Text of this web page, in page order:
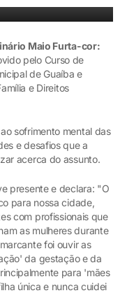
Maio Furta-cor:
pelo Curso de
de Guaíba e
e Direitos
sofrimento mental das
e desafios que a
acerca do assunto.
presente e declara: "O
para nossa cidade,
com profissionais que
as mulheres durante
foi ouvir as
da gestação e da
para 'mães
única e nunca cuidei